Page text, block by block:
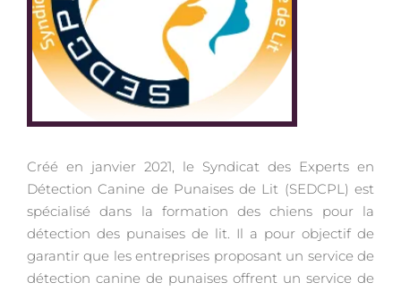
Créé en janvier 2021, le Syndicat des Experts en
Détection Canine de Punaises de Lit (SEDCPL) est
spécialisé dans la formation des chiens pour la
détection des punaises de lit. Il a pour objectif de
garantir que les entreprises proposant un service de
détection canine de punaises offrent un service de